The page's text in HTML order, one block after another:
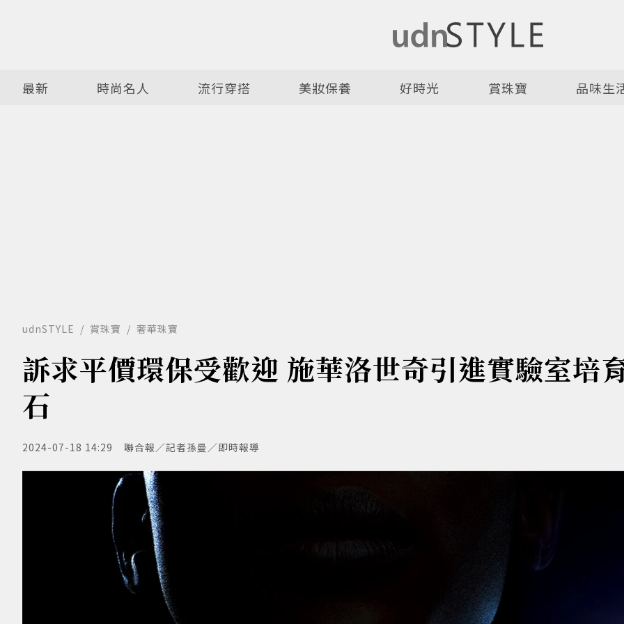
最新 時尚名人 流行穿搭 美妝保養 好時光 賞珠寶 品味生
udnSTYLE 賞珠寶 奢華珠寶
訴求平價環保受歡迎 施華洛世奇引進實驗室培
石
2024-07-18 14:29 聯合報／記者孫曼／即時報導